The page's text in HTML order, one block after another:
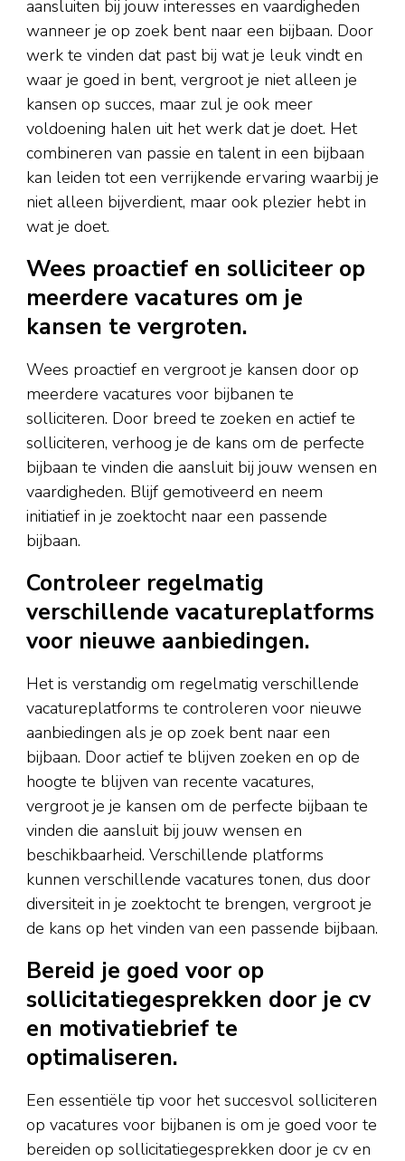
aansluiten bij jouw interesses en vaardigheden
wanneer je op zoek bent naar een bijbaan. Door
werk te vinden dat past bij wat je leuk vindt en
waar je goed in bent, vergroot je niet alleen je
kansen op succes, maar zul je ook meer
voldoening halen uit het werk dat je doet. Het
combineren van passie en talent in een bijbaan
kan leiden tot een verrijkende ervaring waarbij je
niet alleen bijverdient, maar ook plezier hebt in
wat je doet.
Wees proactief en solliciteer op
meerdere vacatures om je
kansen te vergroten.
Wees proactief en vergroot je kansen door op
meerdere vacatures voor bijbanen te
solliciteren. Door breed te zoeken en actief te
solliciteren, verhoog je de kans om de perfecte
bijbaan te vinden die aansluit bij jouw wensen en
vaardigheden. Blijf gemotiveerd en neem
initiatief in je zoektocht naar een passende
bijbaan.
Controleer regelmatig
verschillende vacatureplatforms
voor nieuwe aanbiedingen.
Het is verstandig om regelmatig verschillende
vacatureplatforms te controleren voor nieuwe
aanbiedingen als je op zoek bent naar een
bijbaan. Door actief te blijven zoeken en op de
hoogte te blijven van recente vacatures,
vergroot je je kansen om de perfecte bijbaan te
vinden die aansluit bij jouw wensen en
beschikbaarheid. Verschillende platforms
kunnen verschillende vacatures tonen, dus door
diversiteit in je zoektocht te brengen, vergroot je
de kans op het vinden van een passende bijbaan.
Bereid je goed voor op
sollicitatiegesprekken door je cv
en motivatiebrief te
optimaliseren.
Een essentiële tip voor het succesvol solliciteren
op vacatures voor bijbanen is om je goed voor te
bereiden op sollicitatiegesprekken door je cv en